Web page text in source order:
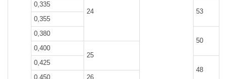
24
0,335
53
0,355
0,380
50
0,400
25
0,425
48
0,450
26